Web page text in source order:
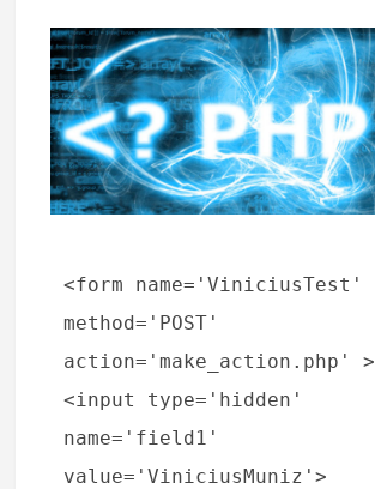
<form name='ViniciusTest'
method='POST'
action='make_action.php' >
<input type='hidden'
name='field1'
value='ViniciusMuniz'>